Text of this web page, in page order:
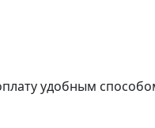
удобным